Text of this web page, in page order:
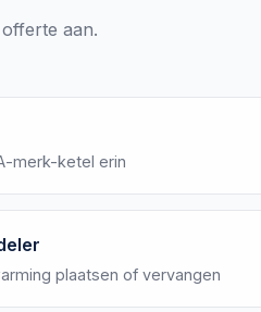
aan.
merk-ketel erin
plaatsen of vervangen